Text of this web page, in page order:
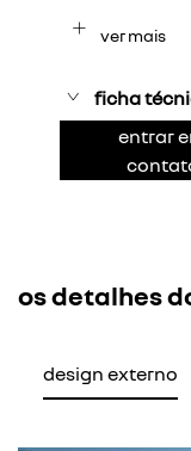
ver mais
ficha
entrar
os detalhes
design externo